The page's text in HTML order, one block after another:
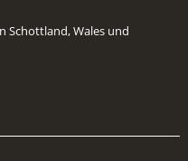
Schottland, Wales und